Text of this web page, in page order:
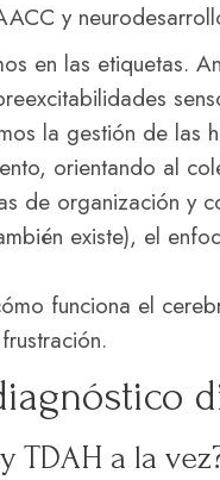
y
en las etiquetas.
la gestión de las
orientando al
de organización y
existe), el
funciona el
TDAH a la